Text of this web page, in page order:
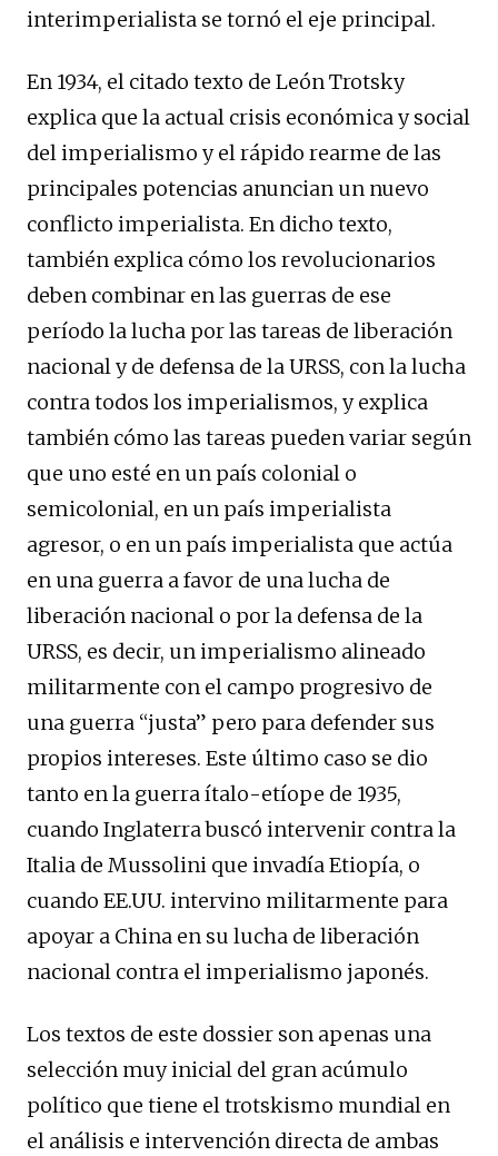
interimperialista se tornó el eje principal.
En 1934, el citado texto de León Trotsky
explica que la actual crisis económica y social
del imperialismo y el rápido rearme de las
principales potencias anuncian un nuevo
conflicto imperialista. En dicho texto,
también explica cómo los revolucionarios
deben combinar en las guerras de ese
período la lucha por las tareas de liberación
nacional y de defensa de la URSS, con la lucha
contra todos los imperialismos, y explica
también cómo las tareas pueden variar según
que uno esté en un país colonial o
semicolonial, en un país imperialista
agresor, o en un país imperialista que actúa
en una guerra a favor de una lucha de
liberación nacional o por la defensa de la
URSS, es decir, un imperialismo alineado
militarmente con el campo progresivo de
una guerra “justa” pero para defender sus
propios intereses. Este último caso se dio
tanto en la guerra ítalo-etíope de 1935,
cuando Inglaterra buscó intervenir contra la
Italia de Mussolini que invadía Etiopía, o
cuando EE.UU. intervino militarmente para
apoyar a China en su lucha de liberación
nacional contra el imperialismo japonés.
Los textos de este dossier son apenas una
selección muy inicial del gran acúmulo
político que tiene el trotskismo mundial en
el análisis e intervención directa de ambas